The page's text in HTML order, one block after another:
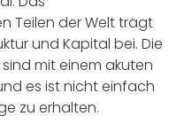
Teilen der Welt trägt
und Kapital bei. Die
mit einem akuten
es ist nicht einfach
zu erhalten.